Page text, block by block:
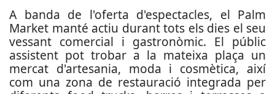
A banda de l'oferta d'espectacles, el Palm
Market manté actiu durant tots els dies el seu
vessant comercial i gastronòmic. El públic
assistent pot trobar a la mateixa plaça un
mercat d'artesania, moda i cosmètica, així
com una zona de restauració integrada per